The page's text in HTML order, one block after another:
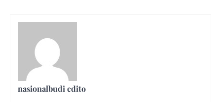
nasionalbudi edito